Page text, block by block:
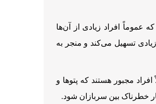
افراد زیادی از آن‌ها
تسهیل می‌کند و منجر به
مجبور هستند که پتوها و
خطرناک بین سربازان شود.